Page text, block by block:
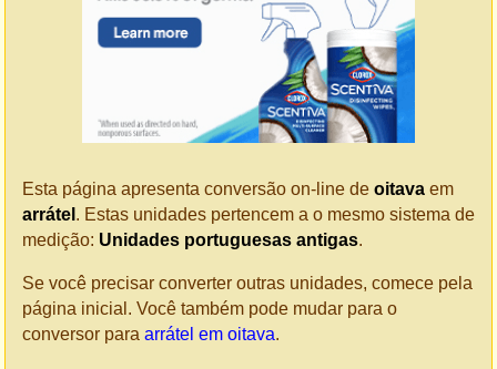
Esta página apresenta conversão on-line de oitava em
arrátel . Estas unidades pertencem a o mesmo sistema de
medição: Unidades portuguesas antigas.
Se você precisar converter outras unidades, comece pela
página inicial. Você também pode mudar para o
conversor para arrátel em oitava.